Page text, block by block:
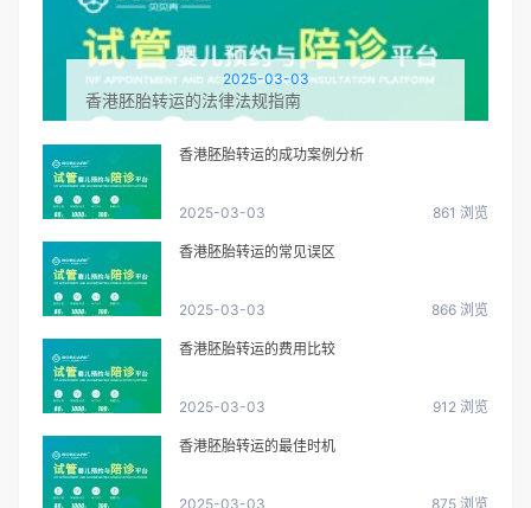
2025-03-03
香港胚胎转运的法律法规指南
香港胚胎转运的成功案例分析
2025-03-03 861 浏览
香港胚胎转运的常见误区
2025-03-03 866 浏览
香港胚胎转运的费用比较
2025-03-03 912 浏览
香港胚胎转运的最佳时机
2025-03-03 875 浏览